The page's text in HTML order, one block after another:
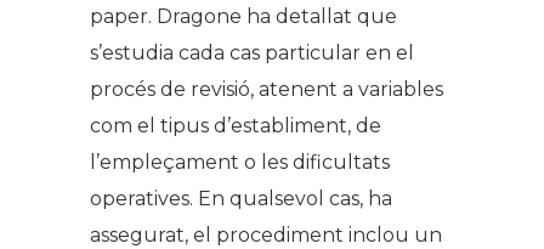
paper. Dragone ha detallat que
s’estudia cada cas particular en el
procés de revisió, atenent a variables
com el tipus d’establiment, de
l’empleçament o les dificultats
operatives. En qualsevol cas, ha
assegurat, el procediment inclou un